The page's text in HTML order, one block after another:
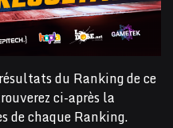
du Ranking de ce
ci-après la
de chaque Ranking.